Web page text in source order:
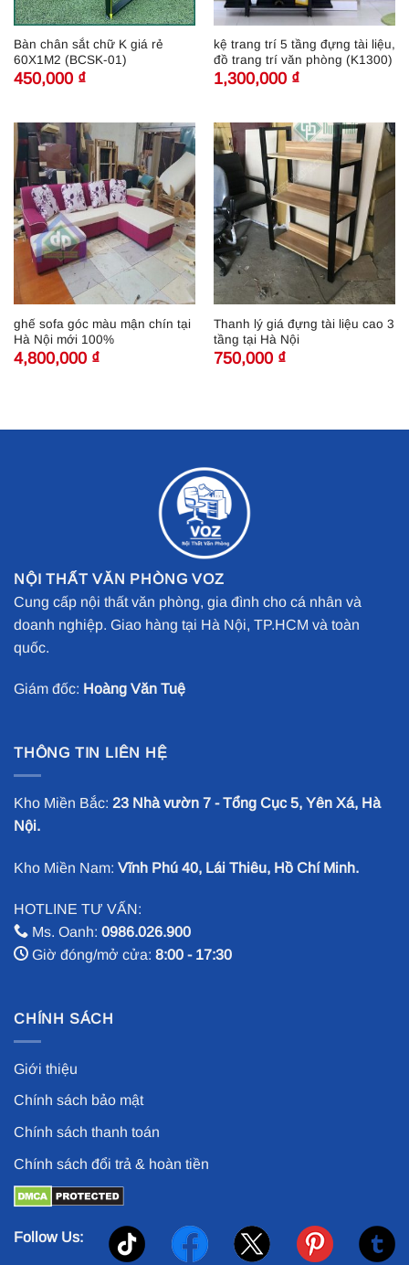
Bàn chân sắt chữ K giá rẻ
60X1M2 (BCSK-01)
450,000 ₫
kệ trang trí 5 tầng đựng tài liệu,
đồ trang trí văn phòng (K1300)
1,300,000 ₫
ghế sofa góc màu mận chín tại
Hà Nội mới 100%
4,800,000 ₫
Thanh lý giá đựng tài liệu cao 3
tầng tại Hà Nội
750,000 ₫
NỘI THẤT VĂN PHÒNG VOZ
Cung cấp nội thất văn phòng, gia đình cho cá nhân và
doanh nghiệp. Giao hàng tại Hà Nội, TP.HCM và toàn
quốc.
Giám đốc: Hoàng Văn Tuệ
THÔNG TIN LIÊN HỆ
Kho Miền Bắc: 23 Nhà vườn 7 - Tổng Cục 5, Yên Xá, Hà
Nội.
Kho Miền Nam: Vĩnh Phú 40, Lái Thiêu, Hồ Chí Minh.
HOTLINE TƯ VẤN:
Ms. Oanh: 0986.026.900
Giờ đóng/mở cửa: 8:00 - 17:30
CHÍNH SÁCH
Giới thiệu
Chính sách bảo mật
Chính sách thanh toán
Chính sách đổi trả & hoàn tiền
Follow Us: